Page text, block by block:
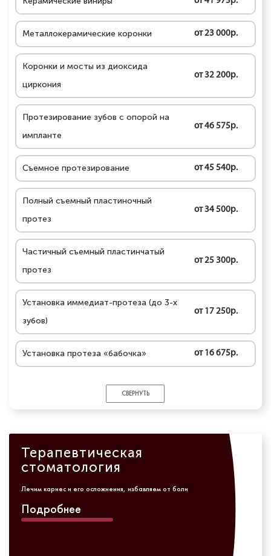
Металлокерамические коронки от 23 000р.
Коронки и мосты из диоксида
циркония
от 32 200р.
Протезирование зубов с опорой на
импланте
от 46 575р.
Съемное протезирование от 45 540р.
Полный съемный пластиночный
протез
от 34 500р.
Частичный съемный пластинчатый
протез
от 25 300р.
Установка иммедиат-протеза (до 3-х
зубов)
от 17 250р.
Установка протеза «бабочка» от 16 675р.
СВЕРНУТЬ
Терапевтическая
стоматология
Лечим кариес и его осложнения, избавляем от боли
Подробнее